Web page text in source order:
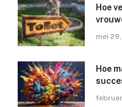
Hoe
mei
Hoe